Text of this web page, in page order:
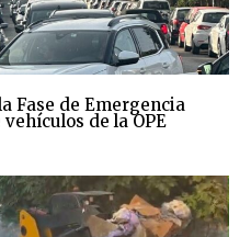
Fase de Emergencia
de la OPE